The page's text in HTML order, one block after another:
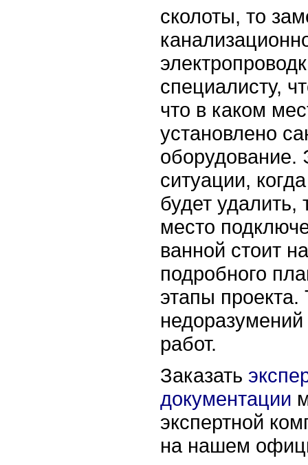
сколоты, то
специалисту,
что в каком
установлено
оборудование.
ситуации,
будет удалить,
место
ванной стоит
подробного
этапы
работ.
Заказать
документации
экспертной
на нашем